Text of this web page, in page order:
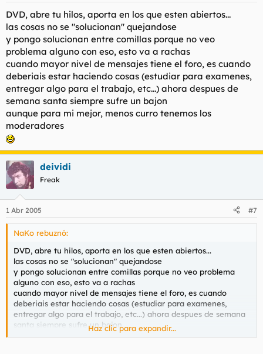
DVD, abre tu hilos, aporta en los que esten abiertos...
las cosas no se "solucionan" quejandose
y pongo solucionan entre comillas porque no veo
problema alguno con eso, esto va a rachas
cuando mayor nivel de mensajes tiene el foro, es cuando
deberiais estar haciendo cosas (estudiar para examenes,
entregar algo para el trabajo, etc...) ahora despues de
semana santa siempre sufre un bajon
aunque para mi mejor, menos curro tenemos los
moderadores
deividi
Freak
1 Abr 2005 #7
NaKo rebuznó:
DVD, abre tu hilos, aporta en los que esten abiertos...
las cosas no se "solucionan" quejandose
y pongo solucionan entre comillas porque no veo problema
alguno con eso, esto va a rachas
cuando mayor nivel de mensajes tiene el foro, es cuando
deberiais estar haciendo cosas (estudiar para examenes,
entregar algo para el trabajo, etc...) ahora despues de semana
santa siempre sufre un bajon
aunque para mi mejor, menos curro tenemos los moderadores
Haz clic para expandir...